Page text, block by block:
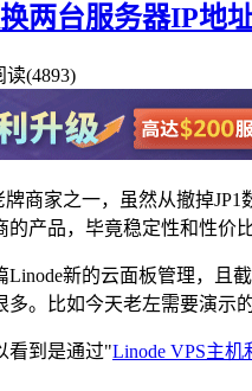
两台服务器IP地
读(4893)
商家之一，虽然从撤掉
产品，毕竟稳定性和性价
新的云面板管理，且
。比如今天老左需要演示
看到是通过"Linode VPS主机